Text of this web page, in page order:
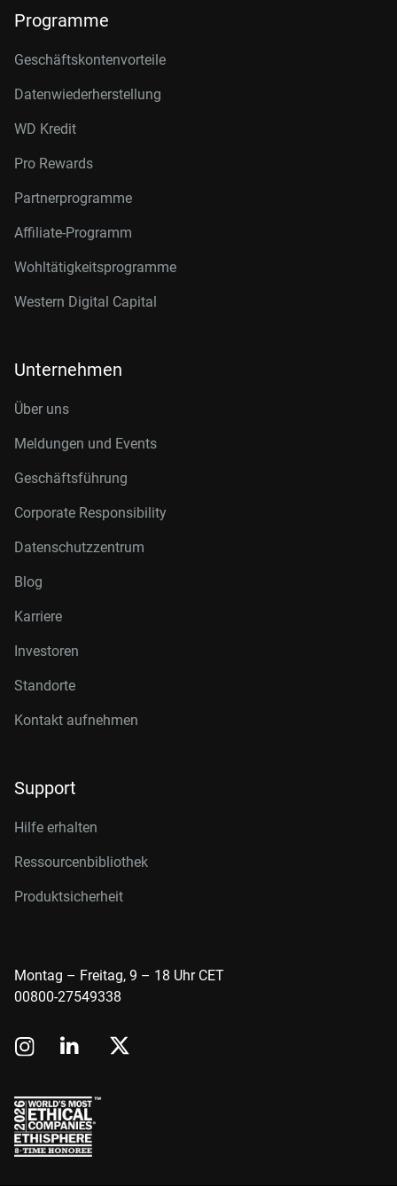
Programme
Geschäftskontenvorteile
Datenwiederherstellung
WD Kredit
Pro Rewards
Partnerprogramme
Affiliate-Programm
Wohltätigkeitsprogramme
Western Digital Capital
Unternehmen
Über uns
Meldungen und Events
Geschäftsführung
Corporate Responsibility
Datenschutzzentrum
Blog
Karriere
Investoren
Standorte
Kontakt aufnehmen
Support
Hilfe erhalten
Ressourcenbibliothek
Produktsicherheit
Montag – Freitag, 9 – 18 Uhr CET
00800-27549338